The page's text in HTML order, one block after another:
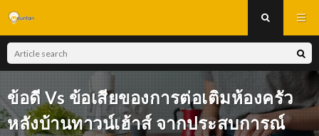
ข้อดี Vs ข้อเสียของการต่อเติมห้องครัว
หลังบ้านทาวน์เฮ้าส์ จากประสบการณ์